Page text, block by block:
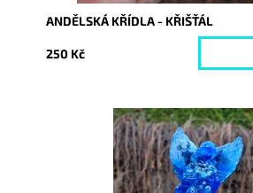
ANDĚLSKÁ KŘÍDLA - KŘIŠŤÁL
250 Kč
Vyprodáno
10510